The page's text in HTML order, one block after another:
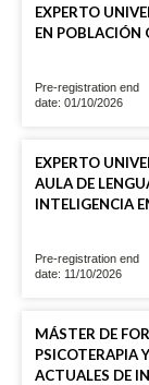
EXPERTO
EN POBLACIÓN
Pre-registration end
date: 01/10/2026
EXPERTO
AULA DE
INTELIGENCIA
Pre-registration end
date: 11/10/2026
MÁSTER DE
PSICOTERAPIA
ACTUALES DE